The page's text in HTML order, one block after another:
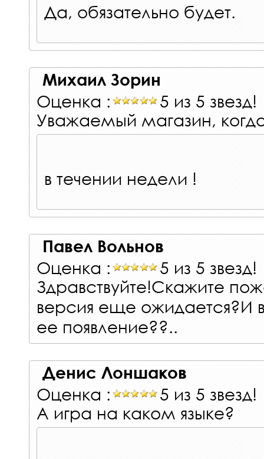
Да, обязательно будет.
Михаил Зорин
Оценка :
5 из 5 звезд!
Уважаемый магазин,
в течении недели !
Павел Вольнов
Оценка :
5 из 5 звезд!
Здравствуйте!Скажите
версия еще ожидается?И
ее появление??..
Денис Лоншаков
Оценка :
5 из 5 звезд!
А игра на каком языке?